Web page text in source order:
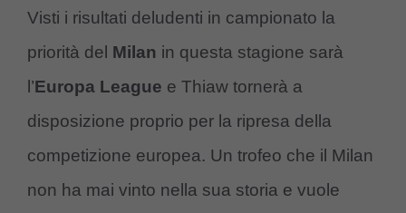
Visti i risultati deludenti in campionato la
priorità del Milan in questa stagione sarà
l’Europa League e Thiaw tornerà a
disposizione proprio per la ripresa della
competizione europea. Un trofeo che il Milan
non ha mai vinto nella sua storia e vuole